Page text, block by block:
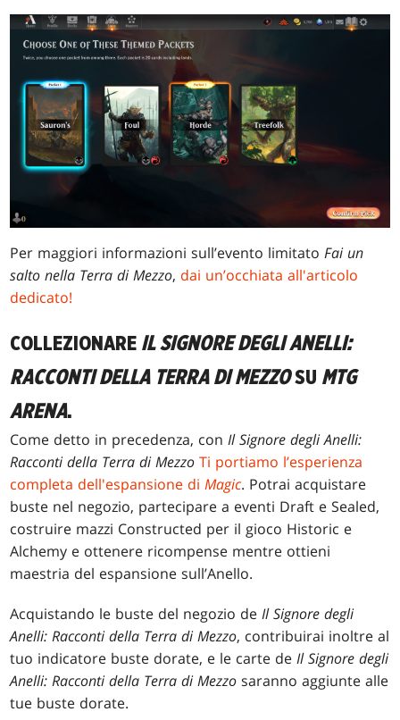
Per maggiori informazioni sull’evento limitatoFai un
salto nella Terra di Mezzo, dai un’occhiata all'articolo
dedicato!
COLLEZIONARE IL SIGNORE DEGLI ANELLI:
RACCONTI DELLA TERRA DI MEZZOSU MTG
ARENA.
Come detto in precedenza, conIl Signore degli Anelli:
Racconti della Terra di Mezzo Ti portiamo l’esperienza
completa dell'espansione diMagic. Potrai acquistare
buste nel negozio, partecipare a eventi Draft e Sealed,
costruire mazzi Constructed per il gioco Historic e
Alchemy e ottenere ricompense mentre ottieni
maestria del espansione sull’Anello.
Acquistando le buste del negozio deIl Signore degli
Anelli: Racconti della Terra di Mezzo, contribuirai inoltre al
tuo indicatore buste dorate, e le carte deIl Signore degli
Anelli: Racconti della Terra di Mezzo saranno aggiunte alle
tue buste dorate.